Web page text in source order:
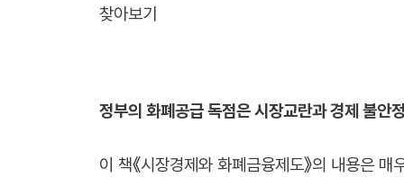
찾아보기
정부의 화폐공급 독점은 시장교란과 경제 불안
이 책《시장경제와 화폐금융제도》의 내용은